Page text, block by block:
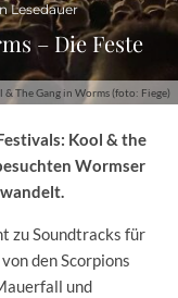
& The Gang in Worms (foto: Fiege)
Lesedauer
– Die Feste
Kool & the
Wormser
zu Soundtracks für
den Scorpions
und